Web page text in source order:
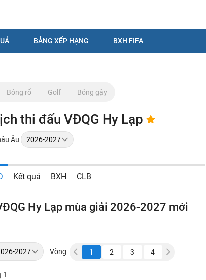
BẢNG XẾP HẠNG BXH FIFA
Bóng rổ Golf Bóng gậy
thi đấu VĐQG Hy Lạp
Âu
Kết quả BXH CLB
Hy Lạp mùa giải 2026-2027 mới
Vòng
23 24 25 26 1 2 3 4
1